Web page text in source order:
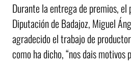
Durante la entrega de premios, el
Diputación de Badajoz, Miguel
agradecido el trabajo de
como ha dicho, “nos dais motivos